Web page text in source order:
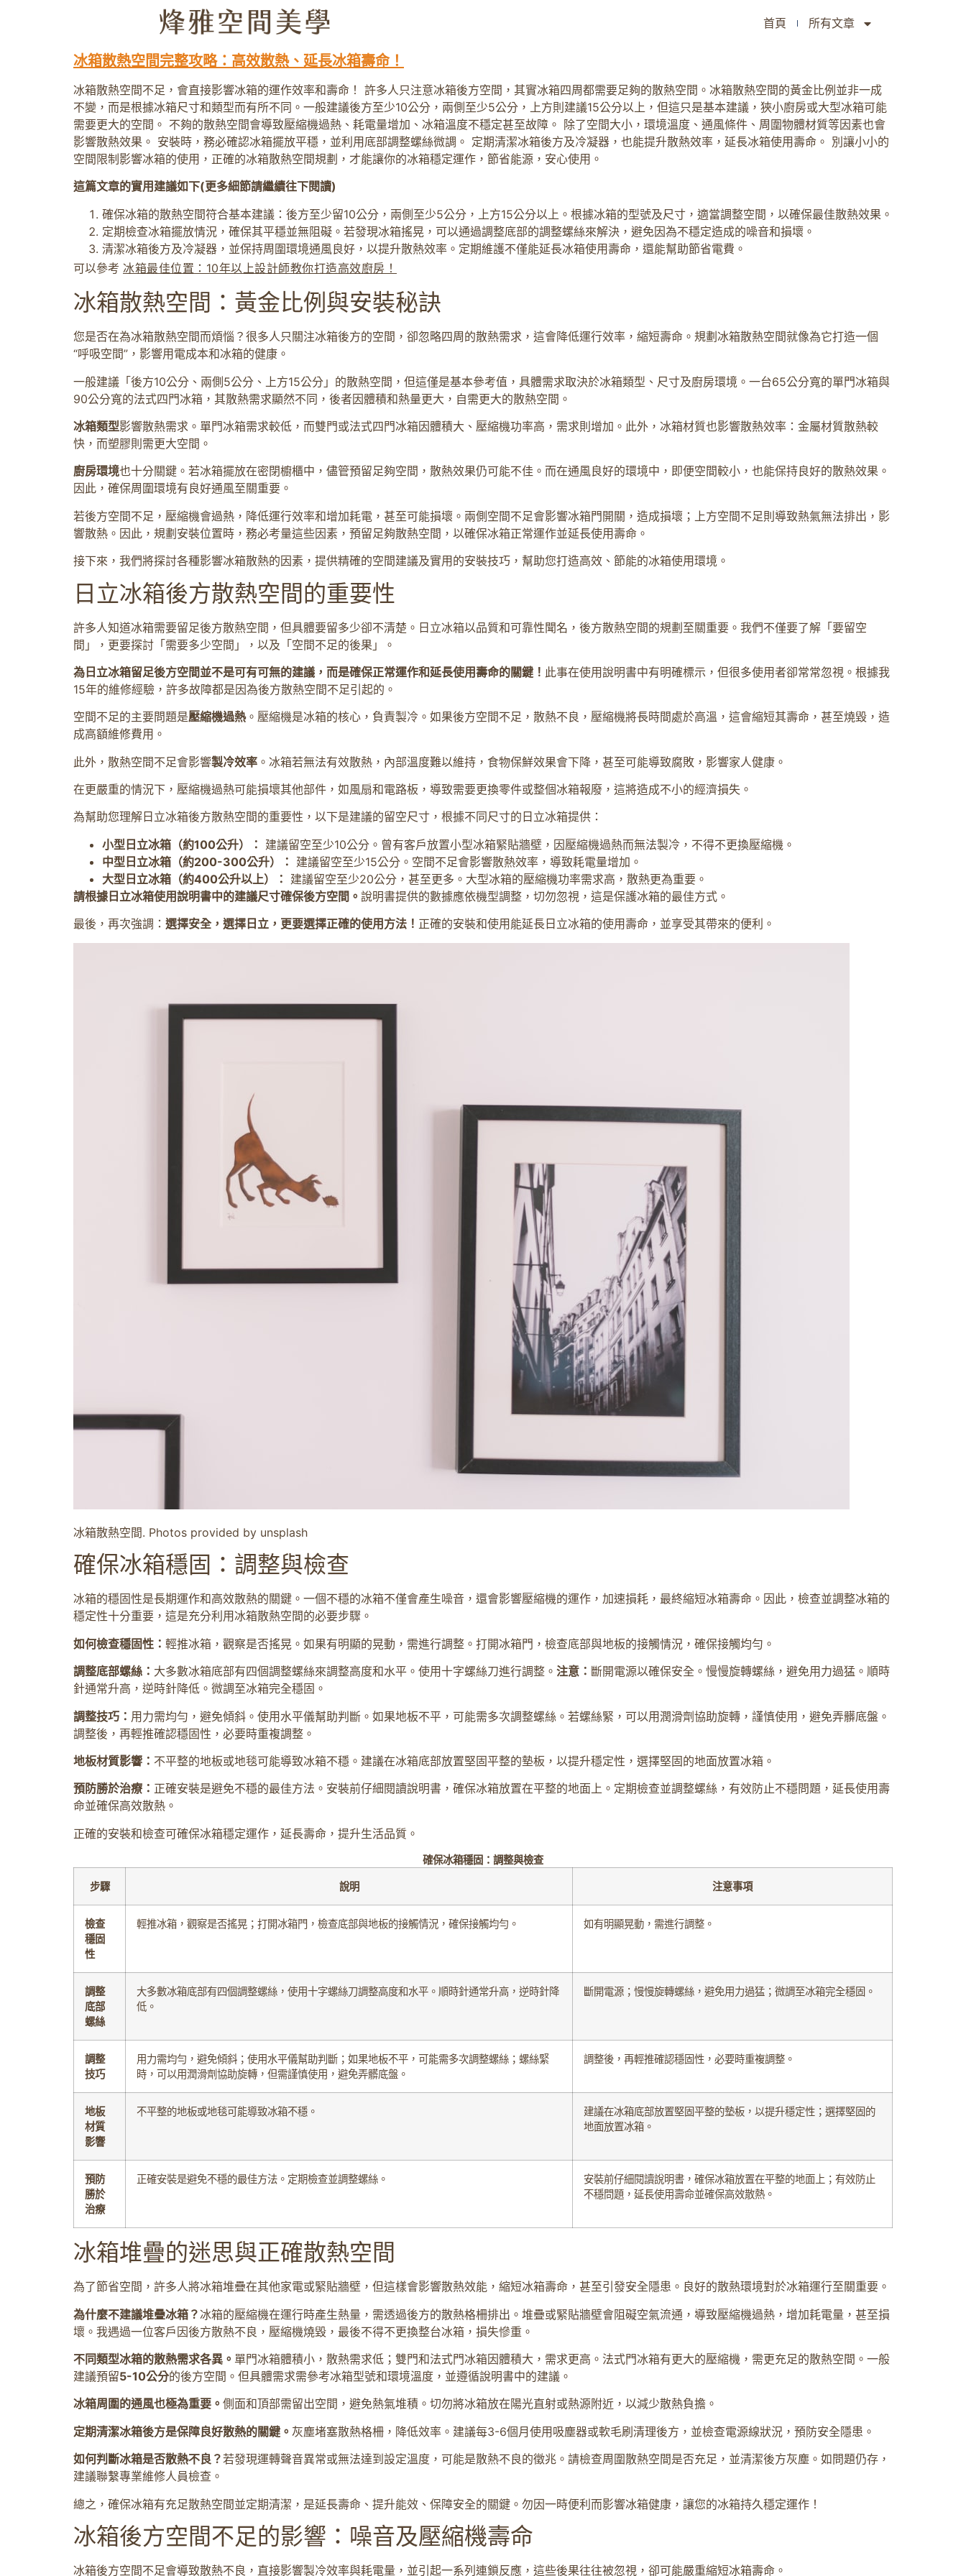
首頁 所有文章
冰箱散熱空間完整攻略：高效散熱、延長冰箱壽命！
冰箱散熱空間不足，會直接影響冰箱的運作效率和壽命！ 許多人只注意冰箱後方空間，其實冰箱四周都需要足夠的散熱空間。冰箱散熱空間的黃金比例並非一成
不變，而是根據冰箱尺寸和類型而有所不同。一般建議後方至少10公分，兩側至少5公分，上方則建議15公分以上，但這只是基本建議，狹小廚房或大型冰箱可能
需要更大的空間。 不夠的散熱空間會導致壓縮機過熱、耗電量增加、冰箱溫度不穩定甚至故障。 除了空間大小，環境溫度、通風條件、周圍物體材質等因素也會
影響散熱效果。 安裝時，務必確認冰箱擺放平穩，並利用底部調整螺絲微調。 定期清潔冰箱後方及冷凝器，也能提升散熱效率，延長冰箱使用壽命。 別讓小小的
空間限制影響冰箱的使用，正確的冰箱散熱空間規劃，才能讓你的冰箱穩定運作，節省能源，安心使用。
這篇文章的實用建議如下(更多細節請繼續往下閱讀)
確保冰箱的散熱空間符合基本建議：後方至少留10公分，兩側至少5公分，上方15公分以上。根據冰箱的型號及尺寸，適當調整空間，以確保最佳散熱效果。
定期檢查冰箱擺放情況，確保其平穩並無阻礙。若發現冰箱搖晃，可以通過調整底部的調整螺絲來解決，避免因為不穩定造成的噪音和損壞。
清潔冰箱後方及冷凝器，並保持周圍環境通風良好，以提升散熱效率。定期維護不僅能延長冰箱使用壽命，還能幫助節省電費。
可以參考 冰箱最佳位置：10年以上設計師教你打造高效廚房！
冰箱散熱空間：黃金比例與安裝秘訣
您是否在為冰箱散熱空間而煩惱？很多人只關注冰箱後方的空間，卻忽略四周的散熱需求，這會降低運行效率，縮短壽命。規劃冰箱散熱空間就像為它打造一個
“呼吸空間”，影響用電成本和冰箱的健康。
一般建議「後方10公分、兩側5公分、上方15公分」的散熱空間，但這僅是基本參考值，具體需求取決於冰箱類型、尺寸及廚房環境。一台65公分寬的單門冰箱與
90公分寬的法式四門冰箱，其散熱需求顯然不同，後者因體積和熱量更大，自需更大的散熱空間。
冰箱類型影響散熱需求。單門冰箱需求較低，而雙門或法式四門冰箱因體積大、壓縮機功率高，需求則增加。此外，冰箱材質也影響散熱效率：金屬材質散熱較
快，而塑膠則需更大空間。
廚房環境也十分關鍵。若冰箱擺放在密閉櫥櫃中，儘管預留足夠空間，散熱效果仍可能不佳。而在通風良好的環境中，即便空間較小，也能保持良好的散熱效果。
因此，確保周圍環境有良好通風至關重要。
若後方空間不足，壓縮機會過熱，降低運行效率和增加耗電，甚至可能損壞。兩側空間不足會影響冰箱門開關，造成損壞；上方空間不足則導致熱氣無法排出，影
響散熱。因此，規劃安裝位置時，務必考量這些因素，預留足夠散熱空間，以確保冰箱正常運作並延長使用壽命。
接下來，我們將探討各種影響冰箱散熱的因素，提供精確的空間建議及實用的安裝技巧，幫助您打造高效、節能的冰箱使用環境。
日立冰箱後方散熱空間的重要性
許多人知道冰箱需要留足後方散熱空間，但具體要留多少卻不清楚。日立冰箱以品質和可靠性聞名，後方散熱空間的規劃至關重要。我們不僅要了解「要留空
間」，更要探討「需要多少空間」，以及「空間不足的後果」。
為日立冰箱留足後方空間並不是可有可無的建議，而是確保正常運作和延長使用壽命的關鍵！ 此事在使用說明書中有明確標示，但很多使用者卻常常忽視。根據我
15年的維修經驗，許多故障都是因為後方散熱空間不足引起的。
空間不足的主要問題是壓縮機過熱。壓縮機是冰箱的核心，負責製冷。如果後方空間不足，散熱不良，壓縮機將長時間處於高溫，這會縮短其壽命，甚至燒毀，造
成高額維修費用。
此外，散熱空間不足會影響製冷效率 。冰箱若無法有效散熱，內部溫度難以維持，食物保鮮效果會下降，甚至可能導致腐敗，影響家人健康。
在更嚴重的情況下，壓縮機過熱可能損壞其他部件，如風扇和電路板，導致需要更換零件或整個冰箱報廢，這將造成不小的經濟損失。
為幫助您理解日立冰箱後方散熱空間的重要性，以下是建議的留空尺寸，根據不同尺寸的日立冰箱提供：
小型日立冰箱（約100公升）： 建議留空至少10公分。曾有客戶放置小型冰箱緊貼牆壁，因壓縮機過熱而無法製冷，不得不更換壓縮機。
中型日立冰箱（約200-300公升）： 建議留空至少15公分。空間不足會影響散熱效率，導致耗電量增加。
大型日立冰箱（約400公升以上）： 建議留空至少20公分，甚至更多。大型冰箱的壓縮機功率需求高，散熱更為重要。
請根據日立冰箱使用說明書中的建議尺寸確保後方空間。 說明書提供的數據應依機型調整，切勿忽視，這是保護冰箱的最佳方式。
最後，再次強調： 選擇安全，選擇日立，更要選擇正確的使用方法！ 正確的安裝和使用能延長日立冰箱的使用壽命，並享受其帶來的便利。
冰箱散熱空間. Photos provided by unsplash
確保冰箱穩固：調整與檢查
冰箱的穩固性是長期運作和高效散熱的關鍵。一個不穩的冰箱不僅會產生噪音，還會影響壓縮機的運作，加速損耗，最終縮短冰箱壽命。因此，檢查並調整冰箱的
穩定性十分重要，這是充分利用冰箱散熱空間的必要步驟。
如何檢查穩固性： 輕推冰箱，觀察是否搖晃。如果有明顯的晃動，需進行調整。打開冰箱門，檢查底部與地板的接觸情況，確保接觸均勻。
調整底部螺絲： 大多數冰箱底部有四個調整螺絲來調整高度和水平。使用十字螺絲刀進行調整。 注意： 斷開電源以確保安全。慢慢旋轉螺絲，避免用力過猛。順時
針通常升高，逆時針降低。微調至冰箱完全穩固。
調整技巧： 用力需均勻，避免傾斜。使用水平儀幫助判斷。如果地板不平，可能需多次調整螺絲。若螺絲緊，可以用潤滑劑協助旋轉，謹慎使用，避免弄髒底盤。
調整後，再輕推確認穩固性，必要時重複調整。
地板材質影響： 不平整的地板或地毯可能導致冰箱不穩。建議在冰箱底部放置堅固平整的墊板，以提升穩定性，選擇堅固的地面放置冰箱。
預防勝於治療： 正確安裝是避免不穩的最佳方法。安裝前仔細閱讀說明書，確保冰箱放置在平整的地面上。定期檢查並調整螺絲，有效防止不穩問題，延長使用壽
命並確保高效散熱。
正確的安裝和檢查可確保冰箱穩定運作，延長壽命，提升生活品質。
確保冰箱穩固：調整與檢查
步驟 說明 注意事項
檢查
穩固
性
輕推冰箱，觀察是否搖晃；打開冰箱門，檢查底部與地板的接觸情況，確保接觸均勻。 如有明顯晃動，需進行調整。
調整
底部
螺絲
大多數冰箱底部有四個調整螺絲，使用十字螺絲刀調整高度和水平。順時針通常升高，逆時針降
低。
斷開電源；慢慢旋轉螺絲，避免用力過猛；微調至冰箱完全穩固。
調整
技巧
用力需均勻，避免傾斜；使用水平儀幫助判斷；如果地板不平，可能需多次調整螺絲；螺絲緊
時，可以用潤滑劑協助旋轉，但需謹慎使用，避免弄髒底盤。
調整後，再輕推確認穩固性，必要時重複調整。
地板
材質
影響
不平整的地板或地毯可能導致冰箱不穩。
建議在冰箱底部放置堅固平整的墊板，以提升穩定性；選擇堅固的
地面放置冰箱。
預防
勝於
治療
正確安裝是避免不穩的最佳方法。定期檢查並調整螺絲。
安裝前仔細閱讀說明書，確保冰箱放置在平整的地面上；有效防止
不穩問題，延長使用壽命並確保高效散熱。
冰箱堆疊的迷思與正確散熱空間
為了節省空間，許多人將冰箱堆疊在其他家電或緊貼牆壁，但這樣會影響散熱效能，縮短冰箱壽命，甚至引發安全隱患。良好的散熱環境對於冰箱運行至關重要。
為什麼不建議堆疊冰箱？冰箱的壓縮機在運行時產生熱量，需透過後方的散熱格柵排出。堆疊或緊貼牆壁會阻礙空氣流通，導致壓縮機過熱，增加耗電量，甚至損
壞。我遇過一位客戶因後方散熱不良，壓縮機燒毀，最後不得不更換整台冰箱，損失慘重。
不同類型冰箱的散熱需求各異。 單門冰箱體積小，散熱需求低；雙門和法式門冰箱因體積大，需求更高。法式門冰箱有更大的壓縮機，需更充足的散熱空間。一般
建議預留5-10公分的後方空間。但具體需求需參考冰箱型號和環境溫度，並遵循說明書中的建議。
冰箱周圍的通風也極為重要。 側面和頂部需留出空間，避免熱氣堆積。切勿將冰箱放在陽光直射或熱源附近，以減少散熱負擔。
定期清潔冰箱後方是保障良好散熱的關鍵。 灰塵堵塞散熱格柵，降低效率。建議每3-6個月使用吸塵器或軟毛刷清理後方，並檢查電源線狀況，預防安全隱患。
如何判斷冰箱是否散熱不良？若發現運轉聲音異常或無法達到設定溫度，可能是散熱不良的徵兆。請檢查周圍散熱空間是否充足，並清潔後方灰塵。如問題仍存，
建議聯繫專業維修人員檢查。
總之，確保冰箱有充足散熱空間並定期清潔，是延長壽命、提升能效、保障安全的關鍵。勿因一時便利而影響冰箱健康，讓您的冰箱持久穩定運作！
冰箱後方空間不足的影響：噪音及壓縮機壽命
冰箱後方空間不足會導致散熱不良，直接影響製冷效率與耗電量，並引起一系列連鎖反應，這些後果往往被忽視，卻可能嚴重縮短冰箱壽命。